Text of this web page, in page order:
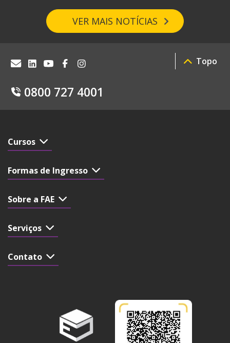
VER MAIS NOTÍCIAS
0800 727 4001
Topo
Cursos
Formas de Ingresso
Sobre a FAE
Serviços
Contato